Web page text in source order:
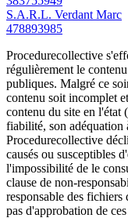
S.A.R.L. Verdant Marc
478893985
Procedurecollective
régulièrement le
publiques. Malgré ce
contenu soit incomplet
contenu du site en l'état
fiabilité, son adéquation
Procedurecollective
causés ou susceptibles
l'impossibilité de le
clause de non-
responsable des
pas d'approbation de